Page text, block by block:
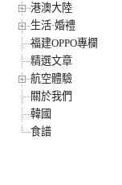
港澳大陸
生活·婚禮
福建OPPO專欄
精選文章
航空體驗
關於我們
韓國
食譜